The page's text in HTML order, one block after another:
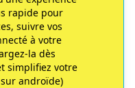
rapide pour
suivre vos
à votre
la dès
simplifiez votre
androïde)